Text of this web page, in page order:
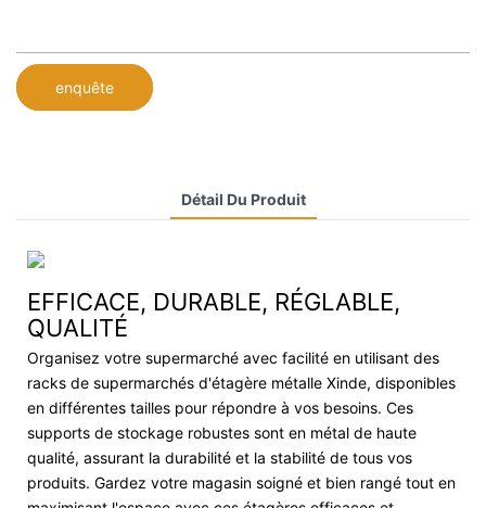
enquête
Détail Du Produit
EFFICACE, DURABLE, RÉGLABLE,
QUALITÉ
Organisez votre supermarché avec facilité en utilisant des
racks de supermarchés d'étagère métalle Xinde, disponibles
en différentes tailles pour répondre à vos besoins. Ces
supports de stockage robustes sont en métal de haute
qualité, assurant la durabilité et la stabilité de tous vos
produits. Gardez votre magasin soigné et bien rangé tout en